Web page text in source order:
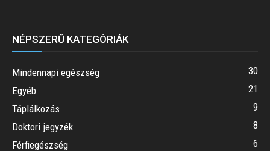
NÉPSZERŰ KATEGÓRIÁK
Mindennapi egészség
30
Egyéb
21
Táplálkozás
9
Doktori jegyzék
8
Férfiegészség
6